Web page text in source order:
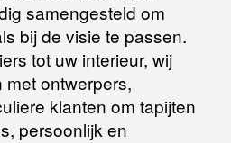
terecht op:
samengesteld om
bij de visie te passen.
tot uw interieur, wij
ontwerpers,
klanten om tapijten
persoonlijk en